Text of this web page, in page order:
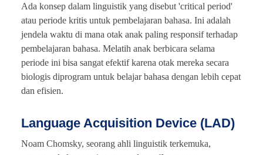
Ada konsep dalam linguistik yang disebut 'critical period'
atau periode kritis untuk pembelajaran bahasa. Ini adalah
jendela waktu di mana otak anak paling responsif terhadap
pembelajaran bahasa. Melatih anak berbicara selama
periode ini bisa sangat efektif karena otak mereka secara
biologis diprogram untuk belajar bahasa dengan lebih cepat
dan efisien.
Language Acquisition Device (LAD)
Noam Chomsky, seorang ahli linguistik terkemuka,